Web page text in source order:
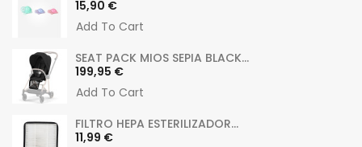
Preu
15,90 €
Add To Cart
SEAT PACK MIOS SEPIA BLACK...
Preu
199,95 €
Add To Cart
FILTRO HEPA ESTERILIZADOR...
Preu
11,99 €